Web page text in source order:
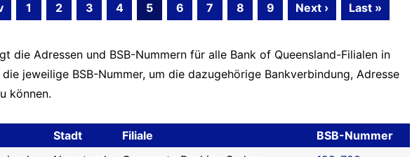
1 2 3 4 5 6 7 8 9 Next › Last »
die Adressen und BSB-Nummern für alle Bank of Queensland-Filialen in
jeweilige BSB-Nummer, um die dazugehörige Bankverbindung, Adresse
können.
Stadt Filiale
BSB-Nummer